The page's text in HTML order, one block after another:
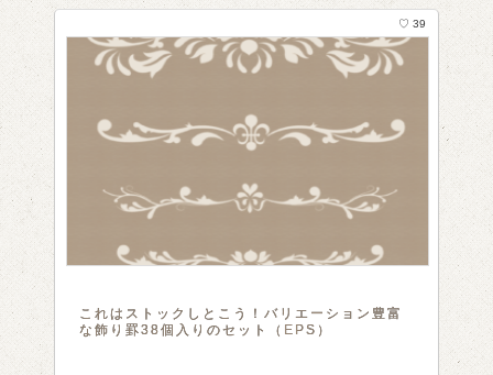
これはストックしとこう！バリエーション豊富
な飾り罫38個入りのセット（EPS）
♡ 39